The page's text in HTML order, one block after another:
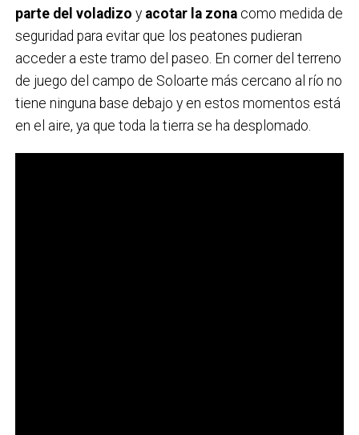
parte del voladizo y acotar la zonacomo medida de
seguridad para evitar que los peatones pudieran
acceder a este tramo del paseo. En corner del terreno
de juego del campo de Soloarte más cercano al río no
tiene ninguna base debajo y en estos momentos está
en el aire, ya que toda la tierra se ha desplomado.